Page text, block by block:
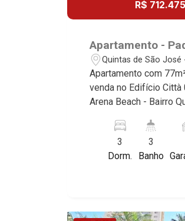
R$
Apartamento -
Quintas de São José
Preto/SP
Apartamento com
venda no Edifício Città
Arena Beach - Bairro
características deste
Martinelli Imobiliária
você: - 77m² de área útil - 3 dormitórios
churrasqueira - 1 vaga * Consulte-nos
3
Dorm.
3
Banho